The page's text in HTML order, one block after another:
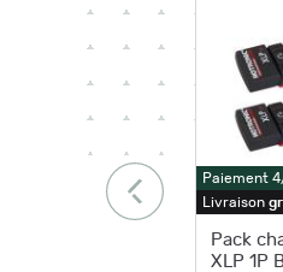
Paiement
Livraison
Pack
XLP 1P